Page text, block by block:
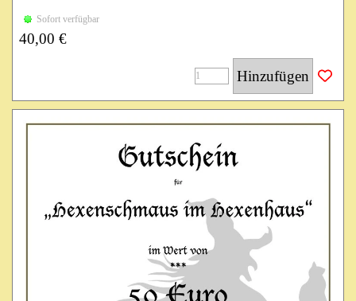
Resort Landlust.
Gilt 3 Jahre ab Kaufdatum während der Öffnungszeiten mit
Gilt nicht an Veranstaltungen und ohne Terminvereinbarung!
Sofort verfügbar
40,00 €
Hinzufügen